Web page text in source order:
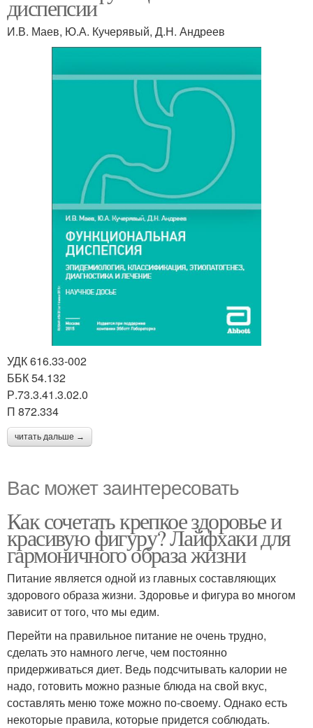
диспепсии
И.В. Маев, Ю.А. Кучерявый, Д.Н. Андреев
УДК 616.33-002
ББК 54.132
Р.73.3.41.3.02.0
П 872.334
читать дальше →
Вас может заинтересовать
Как сочетать крепкое здоровье и
красивую фигуру? Лайфхаки для
гармоничного образа жизни
Питание является одной из главных составляющих
здорового образа жизни. Здоровье и фигура во многом
зависит от того, что мы едим.
Перейти на правильное питание не очень трудно,
сделать это намного легче, чем постоянно
придерживаться диет. Ведь подсчитывать калории не
надо, готовить можно разные блюда на свой вкус,
составлять меню тоже можно по-своему. Однако есть
некоторые правила, которые придется соблюдать.